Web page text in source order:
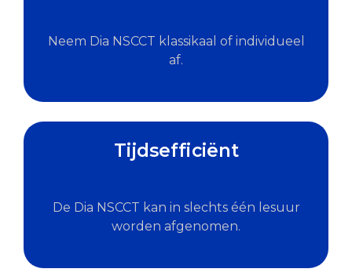
Neem Dia NSCCT klassikaal of individueel
af.
Tijdsefficiënt
De Dia NSCCT kan in slechts één lesuur
worden afgenomen.